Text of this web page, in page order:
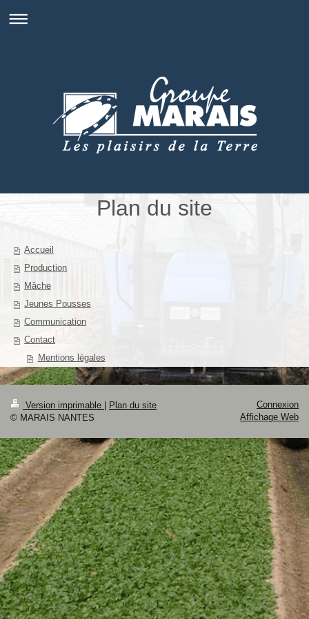
Plan du site
Accueil
Production
Mâche
Jeunes Pousses
Communication
Contact
Mentions légales
Version imprimable
Plan du site
© MARAIS NANTES
Connexion
Affichage Web